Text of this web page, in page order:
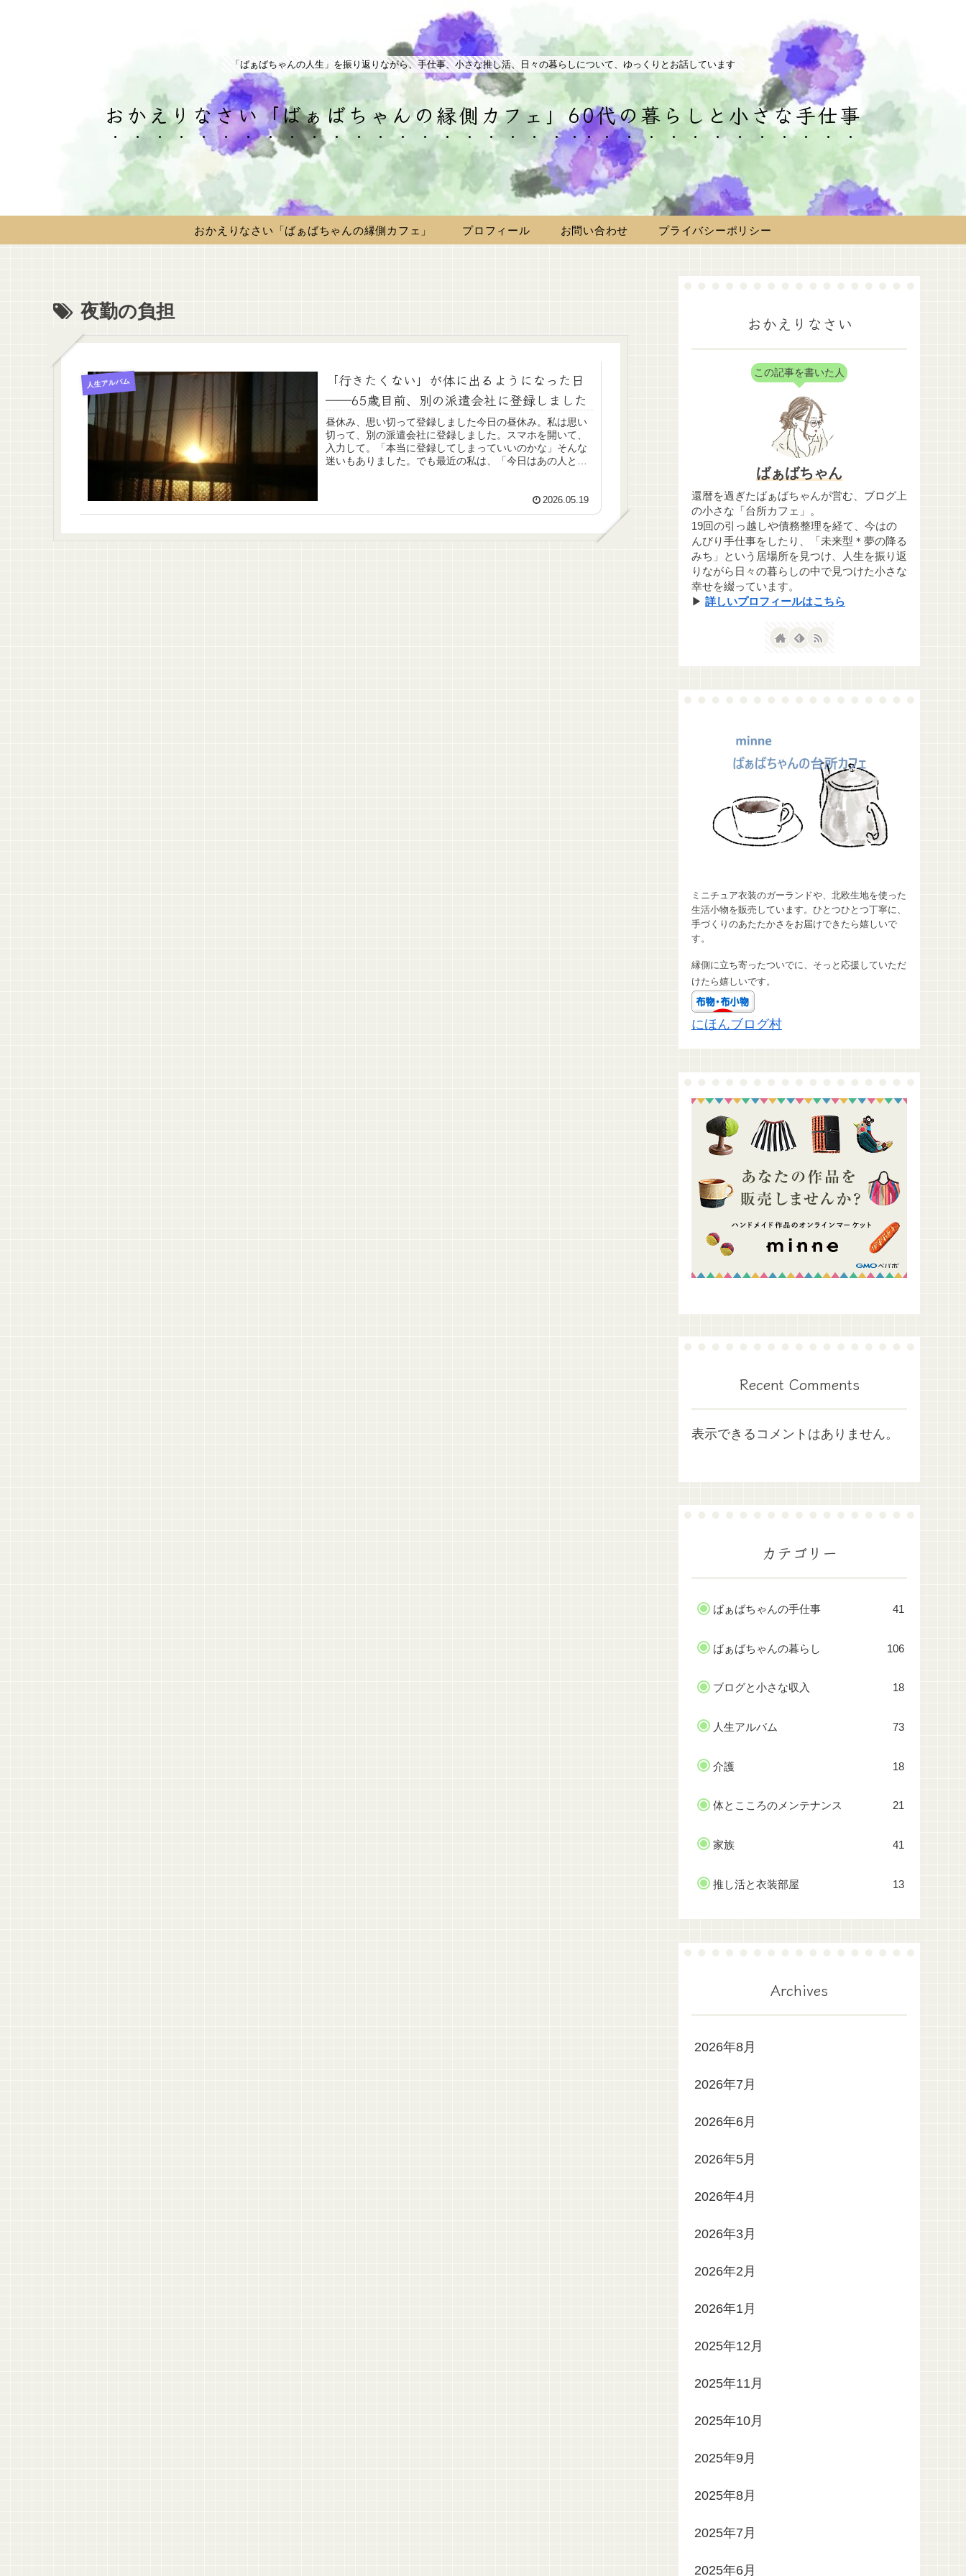
「ばぁばちゃんの人生」を振り返りながら、手仕事、小さな推し活、日々の暮らしについて、ゆっくりとお話しています
おかえりなさい「ばぁばちゃんの縁側カフェ」60代の暮らしと小さな手仕事
おかえりなさい「ばぁばちゃんの縁側カフェ」 プロフィール お問い合わせ プライバシーポリシー
夜勤の負担
人生アルバム
「行きたくない」が体に出るようになった日
――65歳目前、別の派遣会社に登録しました
昼休み、思い切って登録しました今日の昼休み。私は思い
切って、別の派遣会社に登録しました。スマホを開いて、
入力して。「本当に登録してしまっていいのかな」そんな
迷いもありました。でも最近の私は、「今日はあの人と同
2026.05.19
おかえりなさい
この記事を書いた人
ばぁばちゃん
還暦を過ぎたばぁばちゃんが営む、ブログ上
の小さな「台所カフェ」。
19回の引っ越しや債務整理を経て、今はの
んびり手仕事をしたり、「未来型＊夢の降る
みち」という居場所を見つけ、人生を振り返
りながら日々の暮らしの中で見つけた小さな
幸せを綴っています。
▶ 詳しいプロフィールはこちら
ミニチュア衣装のガーランドや、北欧生地を使った
生活小物を販売しています。ひとつひとつ丁寧に、
手づくりのあたたかさをお届けできたら嬉しいで
す。
縁側に立ち寄ったついでに、そっと応援していただ
けたら嬉しいです。
にほんブログ村
Recent Comments
表示できるコメントはありません。
カテゴリー
ばぁばちゃんの手仕事 41
ばぁばちゃんの暮らし 106
ブログと小さな収入 18
人生アルバム 73
介護 18
体とこころのメンテナンス 21
家族 41
推し活と衣装部屋 13
Archives
2026年8月
2026年7月
2026年6月
2026年5月
2026年4月
2026年3月
2026年2月
2026年1月
2025年12月
2025年11月
2025年10月
2025年9月
2025年8月
2025年7月
2025年6月